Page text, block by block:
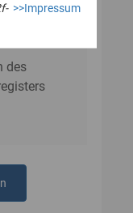
angeben
des
>>Impressum